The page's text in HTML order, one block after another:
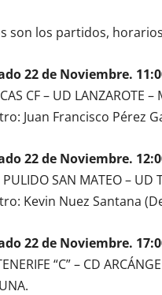
son los partidos,
22 de Noviembre.
CF – UD LANZAROTE
Juan Francisco Pérez
22 de Noviembre.
SAN MATEO – UD
Kevin Nuez Santana
22 de Noviembre.
“C” – CD